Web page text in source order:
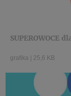
SUPEROWOCE
grafika | 25,6 KB